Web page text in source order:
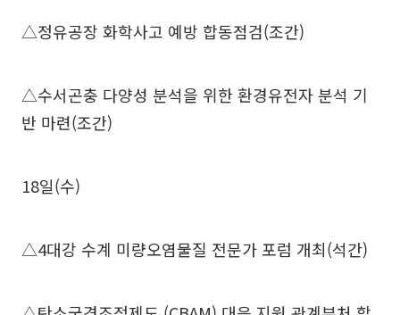
△정유공장 화학사고 예방 합동점검(조간)
△수서곤충 다양성 분석을 위한 환경유전자 분석 기
반 마련(조간)
18일(수)
△4대강 수계 미량오염물질 전문가 포럼 개최(석간)